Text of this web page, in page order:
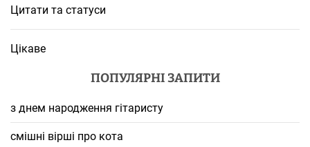
Цитати та статуси
Цікаве
ПОПУЛЯРНІ ЗАПИТИ
з днем народження гітаристу
смішні вірші про кота